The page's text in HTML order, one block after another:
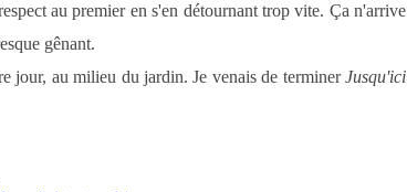
au premier en s'en détournant trop vite. Ça n'arrive
gênant.
jour, au milieu du jardin. Je venais de terminerJusqu'ici